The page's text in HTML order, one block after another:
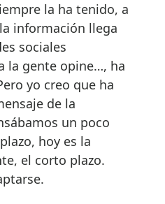
la ha tenido, a
información llega
sociales
la gente opine…, ha
yo creo que ha
de la
un poco
hoy es la
el corto plazo.